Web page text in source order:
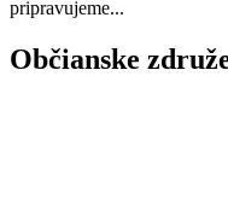
pripravujeme...
Občianske